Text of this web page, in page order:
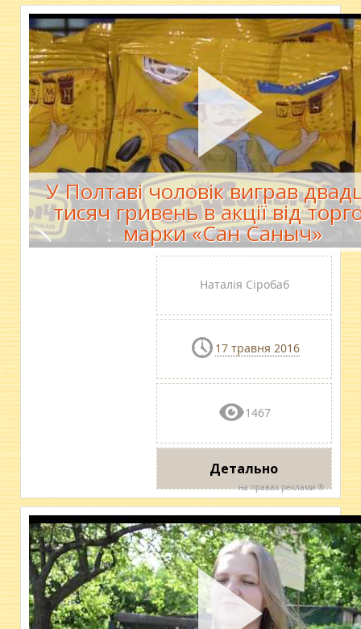
У Полтаві чоловік виграв
тисяч гривень в акції від
марки «Сан Саныч»
Наталія Сіробаб
17 травня 2016
1467
Детально
на правах реклами ®